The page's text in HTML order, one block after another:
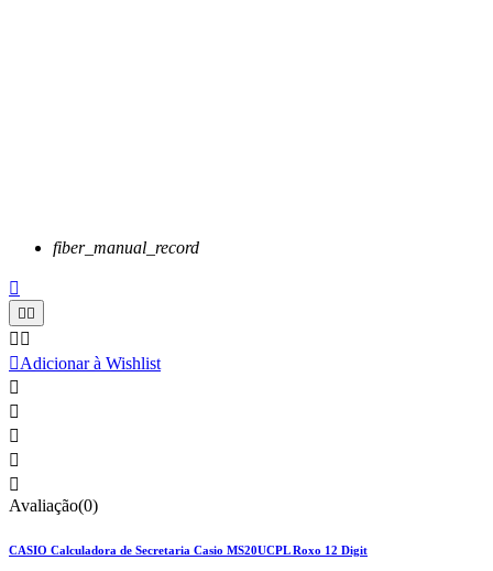
fiber_manual_record


 
Adicionar à Wishlist





Avaliação(0)
CASIO Calculadora de Secretaria Casio MS20UCPL Roxo 12 Digit